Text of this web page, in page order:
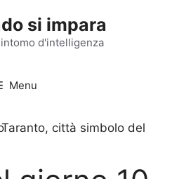
si impara
d'intelligenza
Menu